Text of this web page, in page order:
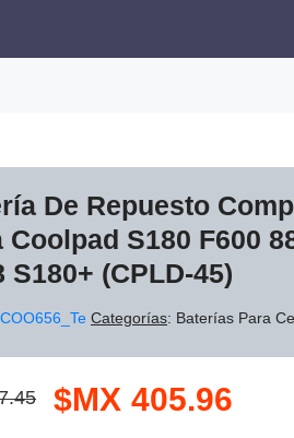
De Repuesto
Coolpad S180 F600
S180+ (CPLD-45)
Categorías: Baterías Para
$MX 405.96